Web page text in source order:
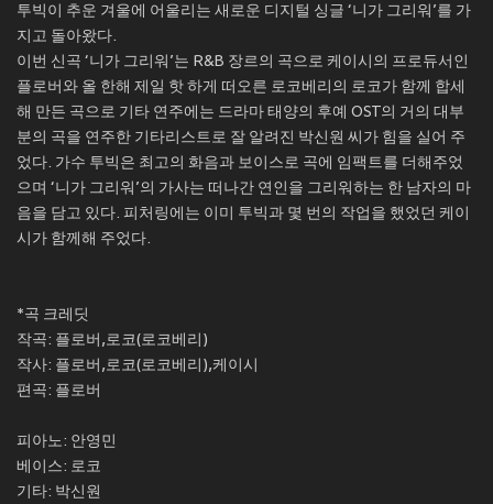
투빅이 추운 겨울에 어울리는 새로운 디지털 싱글 ‘니가 그리워’를 가
지고 돌아왔다.
이번 신곡 ‘니가 그리워’는 R&B 장르의 곡으로 케이시의 프로듀서인
플로버와 올 한해 제일 핫 하게 떠오른 로코베리의 로코가 함께 합세
해 만든 곡으로 기타 연주에는 드라마 태양의 후예 OST의 거의 대부
분의 곡을 연주한 기타리스트로 잘 알려진 박신원 씨가 힘을 실어 주
었다. 가수 투빅은 최고의 화음과 보이스로 곡에 임팩트를 더해주었
으며 ‘니가 그리워’의 가사는 떠나간 연인을 그리워하는 한 남자의 마
음을 담고 있다. 피처링에는 이미 투빅과 몇 번의 작업을 했었던 케이
시가 함께해 주었다.
*곡 크레딧
작곡: 플로버,로코(로코베리)
작사: 플로버,로코(로코베리),케이시
편곡: 플로버
피아노: 안영민
베이스: 로코
기타: 박신원